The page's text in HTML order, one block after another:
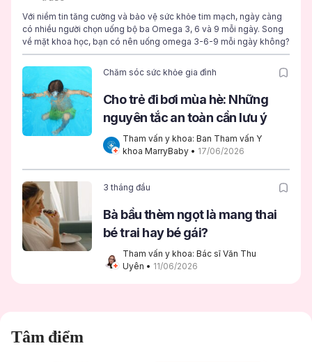
Với niềm tin tăng cường và bảo vệ sức khỏe tim mạch, ngày càng
có nhiều người chọn uống bộ ba Omega 3, 6 và 9 mỗi ngày. Song
về mặt khoa học, bạn có nên uống omega 3-6-9 mỗi ngày không?
Chăm sóc sức khỏe gia đình
Cho trẻ đi bơi mùa hè: Những
nguyên tắc an toàn cần lưu ý
Tham vấn y khoa: Ban Tham vấn Y
khoa MarryBaby • 17/06/2026
3 tháng đầu
Bà bầu thèm ngọt là mang thai
bé trai hay bé gái?
Tham vấn y khoa: Bác sĩ Văn Thu
Uyên • 11/06/2026
Tâm điểm